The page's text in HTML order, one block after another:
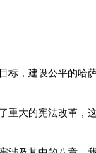
标，建设公平的哈
重大的宪法改革，